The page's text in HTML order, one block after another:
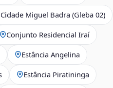
Cidade Miguel Badra (Gleba 02)
Conjunto Residencial Iraí
Estância Angelina
Estância Piratininga